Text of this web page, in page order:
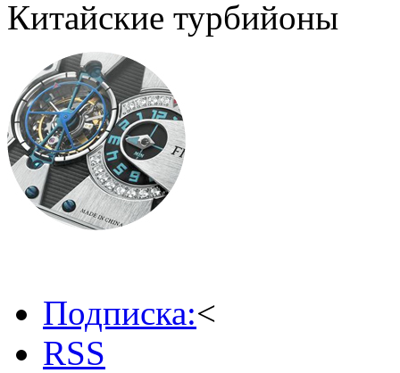
Китайские турбийоны
Подписка:<
RSS